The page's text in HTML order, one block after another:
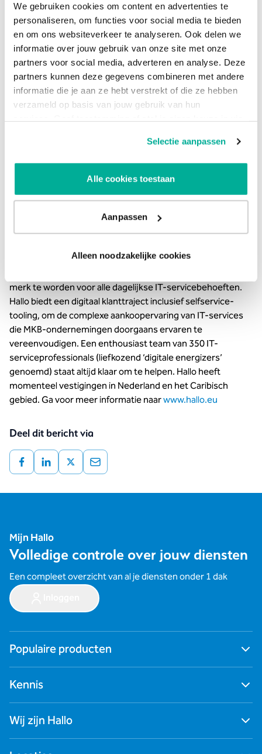
We gebruiken cookies om content en advertenties te
personaliseren, om functies voor social media te bieden
en om ons websiteverkeer te analyseren. Ook delen we
informatie over jouw gebruik van onze site met onze
partners voor social media, adverteren en analyse. Deze
partners kunnen deze gegevens combineren met andere
informatie die je aan ze hebt verstrekt of die ze hebben
verzameld op basis van jouw gebruik van hun
Selectie aanpassen
Alle cookies toestaan
Aanpassen
Alleen noodzakelijke cookies
Barry Wissink, directeur van Hallo : “De samenwerking met
Aumatics betekent voor Hallo een verdere verdieping van
ons security aanbod, met premium oplossingen van diverse
vendors als Cortex XDR, Veeam, Pentera, Crowdstrike en
Microsoft. Door de expertise en ervaring van Aumatics te
combineren met de kennis binnen Hallo kunnen we voor
onze klanten een nog hoogwaardiger en completer aanbod
van ICT-diensten verzorgen. We heten het team van
Over Hallo
een one-stop-shop aanbod voor bedrijfskritische beheerde
IT-services. De missie van Hallo is om IT-services op de
best mogelijke manier toegankelijk te maken voor klanten
productiviteit. In het gefragmenteerde landschap van IT-
merk te worden voor alle dagelijkse IT-servicebehoeften.
Hallo biedt een digitaal klanttraject inclusief selfservice-
tooling, om de complexe aankoopervaring van IT-services
die MKB-ondernemingen doorgaans ervaren te
vereenvoudigen. Een enthousiast team van 350 IT-
serviceprofessionals (liefkozend ‘digitale energizers’
genoemd) staat altijd klaar om te helpen. Hallo heeft
momenteel vestigingen in Nederland en het Caribisch
gebied. Ga voor meer informatie naarwww.hallo.eu
Deel dit bericht via
Mijn Hallo
Volledige controle over jouw diensten
Een compleet overzicht van al je diensten onder 1 dak
Populaire producten
Digitale werkplek
Cybersecurity
Zakelijk internet
Netwerken
Zakelijk mobiel
Kennis
Nieuws
Succesverhalen
Wij zijn Hallo